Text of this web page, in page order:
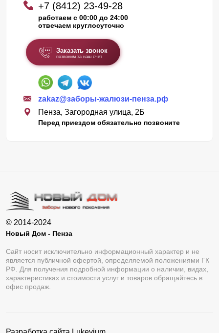
+7 (8412) 23-49-28
работаем с 00:00 до 24:00
отвечаем круглосуточно
Заказать звонок
позвоним за наш счет
zakaz@заборы-жалюзи-пенза.рф
Пенза, Загородная улица, 2Б
Перед приездом обязательно позвоните
© 2014-2024
Новый Дом - Пенза
Сайт носит исключительно информационный характер и не
является публичной офертой, определяемой положениями ГК
РФ. Для получения подробной информации о наличии, видах,
характеристиках и стоимости услуг и товаров обращайтесь в
офис продаж.